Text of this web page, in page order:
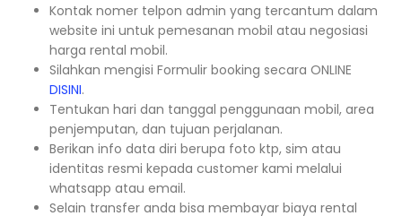
Kontak nomer telpon admin yang tercantum dalam
website ini untuk pemesanan mobil atau negosiasi
harga rental mobil.
Silahkan mengisi Formulir booking secara ONLINE
DISINI.
Tentukan hari dan tanggal penggunaan mobil, area
penjemputan, dan tujuan perjalanan.
Berikan info data diri berupa foto ktp, sim atau
identitas resmi kepada customer kami melalui
whatsapp atau email.
Selain transfer anda bisa membayar biaya rental